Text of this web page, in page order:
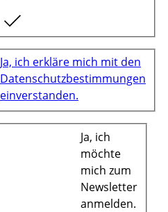
Ja, ich erkläre mich mit den
Datenschutzbestimmungen
einverstanden.
Ja, ich
möchte
mich zum
Newsletter
anmelden.